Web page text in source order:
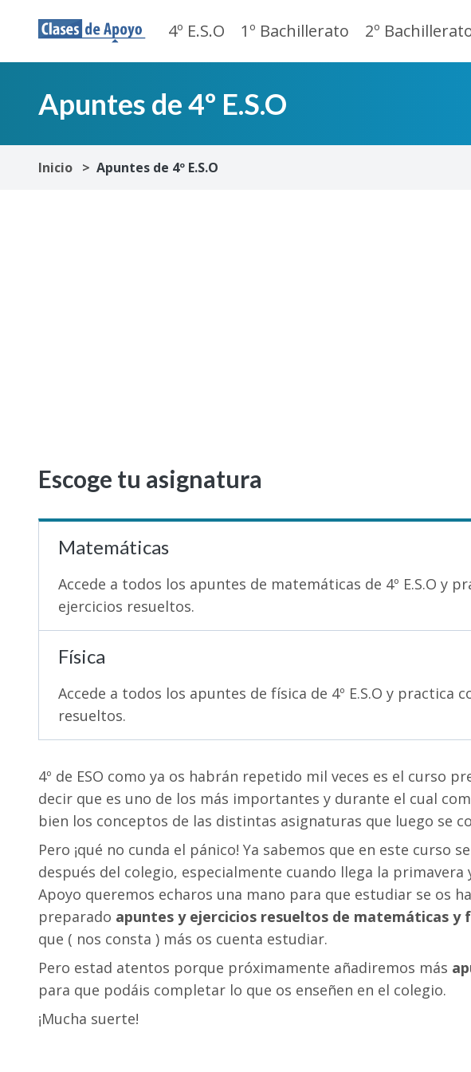
4º E.S.O 1º Bachillerato 2º
Apuntes de 4º E.S.O
Inicio Apuntes de 4º E.S.O
Escoge tu asignatura
Matemáticas
Accede a todos los apuntes de matemáticas de 4º E.S.O y
ejercicios resueltos.
Física
Accede a todos los apuntes de física de 4º E.S.O y
resueltos.
4º de ESO como ya os habrán repetido mil veces es el curso
decir que es uno de los más importantes y durante el cual
bien los conceptos de las distintas asignaturas que luego se
Pero ¡qué no cunda el pánico! Ya sabemos que en este curso
después del colegio, especialmente cuando llega la primavera
Apoyo queremos echaros una mano para que estudiar se os
preparado apuntes y ejercicios resueltos de matemáticas y
que ( nos consta ) más os cuenta estudiar.
Pero estad atentos porque próximamente añadiremos más
para que podáis completar lo que os enseñen en el colegio.
¡Mucha suerte!